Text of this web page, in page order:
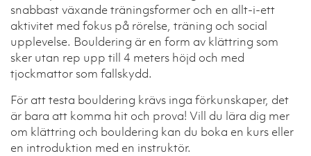
snabbast växande träningsformer och en allt-i-ett
aktivitet med fokus på rörelse, träning och social
upplevelse. Bouldering är en form av klättring som
sker utan rep upp till 4 meters höjd och med
tjockmattor som fallskydd.
För att testa bouldering krävs inga förkunskaper, det
är bara att komma hit och prova! Vill du lära dig mer
om klättring och bouldering kan du boka en kurs eller
en introduktion med en instruktör.